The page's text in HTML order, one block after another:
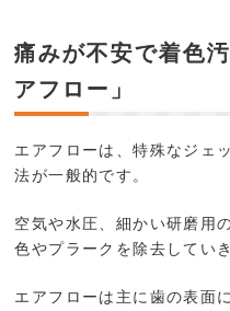
痛みが不安で着色
アフロー」
エアフローは、特殊なジェ
法が一般的です。
空気や水圧、細かい研磨用
色やプラークを除去してい
エアフローは主に歯の表面